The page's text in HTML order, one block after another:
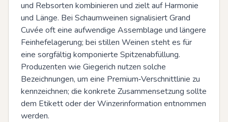
und Rebsorten kombinieren und zielt auf Harmonie
und Länge. Bei Schaumweinen signalisiert Grand
Cuvée oft eine aufwendige Assemblage und längere
Feinhefelagerung; bei stillen Weinen steht es für
eine sorgfältig komponierte Spitzenabfüllung.
Produzenten wie Giegerich nutzen solche
Bezeichnungen, um eine Premium‑Verschnittlinie zu
kennzeichnen; die konkrete Zusammensetzung sollte
dem Etikett oder der Winzerinformation entnommen
werden.